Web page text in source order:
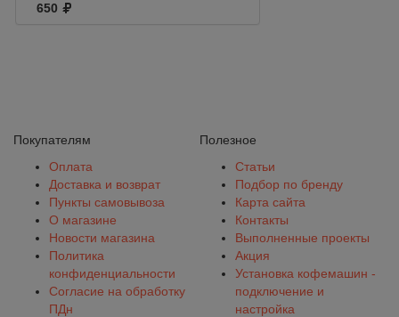
650
Покупателям
Оплата
Доставка и возврат
Пункты самовывоза
О магазине
Новости магазина
Политика
конфиденциальности
Согласие на обработку
ПДн
Полезное
Статьи
Подбор по бренду
Карта сайта
Контакты
Выполненные проекты
Акция
Установка кофемашин -
подключение и
настройка